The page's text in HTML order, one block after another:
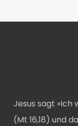
Jesus sagt »Ich
(Mt 16,18) und